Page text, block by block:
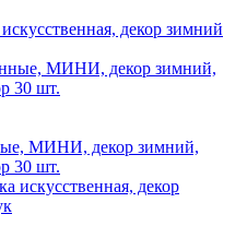
декор зимний
МИНИ, декор зимний,
30 шт.